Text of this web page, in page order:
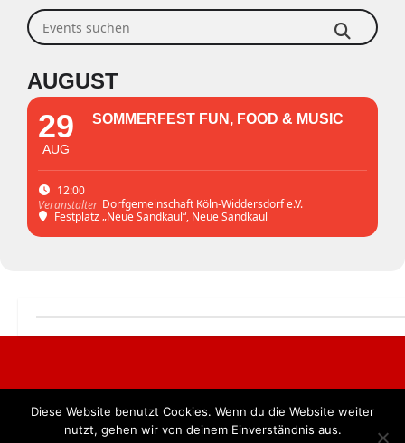
Events suchen
AUGUST
12:00
Veranstalter Dorfgemeinschaft Köln-Widdersdorf e.V.
Festplatz „Neue Sandkaul“, Neue Sandkaul
29
AUG
SOMMERFEST FUN, FOOD & MUSIC
Alle Rechte vorbehalten. BKB Verlag GmbH
Diese Website benutzt Cookies. Wenn du die Website weiter
nutzt, gehen wir von deinem Einverständnis aus.